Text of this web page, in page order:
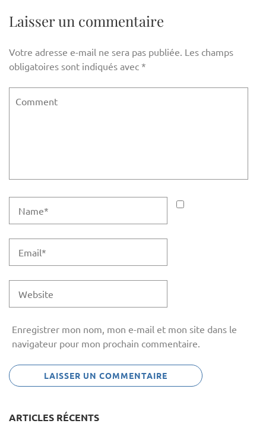
Laisser un commentaire
Votre adresse e-mail ne sera pas publiée. Les champs
obligatoires sont indiqués avec *
Enregistrer mon nom, mon e-mail et mon site dans le
navigateur pour mon prochain commentaire.
ARTICLES RÉCENTS